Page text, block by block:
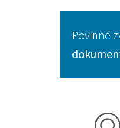
Povinné